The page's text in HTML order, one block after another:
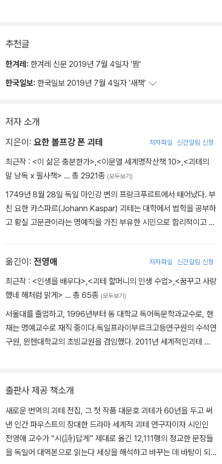
추천글
한겨레: 한겨레 신문 2019년 7월 4일자 '짬'
한국일보: 한국일보 2019년 7월 4일자 '새책'
저자 소개
지은이: 요한 볼프강 폰 괴테 저자파일 신간알림 신청
최근작 : <이 삶은 충분한가>,<이문열 세계명작산책 10>,<괴테의
말 낭독 x 필사책> … 총 2921종 (모두보기)
1749년 8월 28일 독일 마인강 변의 프랑크푸르트에서 태어났다. 부
친 요한 카스파르(Johann Kaspar) 괴테는 대학에서 법학을 공부하
고 황실 고문관이라는 명예직을 가진 부유한 시민으로 합리적이고 이
하고 명랑한 성격의 여성으로 어린 아들에게 동화를 들려주고 인형극
을 접하게 하여 아들의 예술 감각을 일깨워 주었다. 괴테는 1765년 1
0월 부친 뜻에 따라 라이프치히대학에서 법학 공부를 시작한다. 177
변호사로 일을 시작하지만 본업보다는 문학에 더 힘을 기울인다. 이
시기 〈무쇠 손 괴츠 폰 베를리힝겐〉(1773)을 발표한다. 이후 3년은
괴테 일생에서 가장 풍성한 결실의 기간이다. 《젊은 베르터의 슬픔(D
야의 행정 업무를 담당한다. 1782년에 재무상이 되는 한편 신성로마
궁정의 여관 샤로테 폰 슈타인 부인과의 정신적 교류 영향으로 질풍
노도기의 과도한 격정에서 벗어나 조화와 중용을 지향함으로써 좀 더
원숙한 문학 세계로 들어선다. 그 밖에 괴테는 지질학, 광물학, 해부
학, 식물학 등 자연과학 연구에도 몰두한다. 1786년 9월 3일 괴테는
옮긴이: 전영애 저자파일 신간알림 신청
최근작 : <인생을 배우다>,<괴테 할머니의 인생 수업>,<꿈꾸고 사랑
했네 해처럼 맑게> … 총 65종 (모두보기)
서울대를 졸업하고, 1996년부터 동 대학교 독어독문학과교수로, 현
재는 명예교수로 재직 중이다.독일프라이부르크고등연구원의 수석연
구원, 뮌헨대학교의 초빙교원을 겸임했다. 2011년 세계적인괴테 연
첼란의 시》《괴테와 발라데》《서·동 시집 연구》《독일의 현대문학–분
단과 통일의 성찰》 등 많은 연구서,《카프카, 나의 카프카》《프란츠 카
프카를 위한무지개》 등의 시집을 국내와 독일에서 펴냈으며《파우스
트》《서·동 시집》《괴테 시전집》《데미안》《변신·시골의사》《나누어진
하늘》《나와 마주하는 시간》《은엉겅퀴》《그림동화》등 60여 권의 독
출판사 제공 책소개
새로운 번역의 괴테 전집, 그 첫 작품 대문호 괴테가 60년을 두고 써
낸 인간 파우스트의 장대한 드라마 세계적 괴테 연구자이자 시인인
전영애 교수가 “시(詩)답게” 제대로 옮긴 12,111행의 정교한 문장들
을 독일어 대역본으로 읽는다 세상을 해석하고 바꾸는 데 바탕이 되